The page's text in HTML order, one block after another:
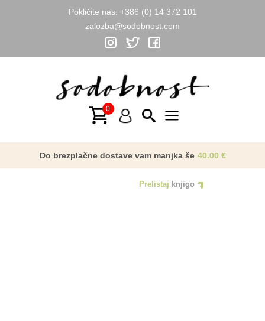
Pokličite nas: +386 (0) 14 372 101
zalozba@sodobnost.com
Menu
Do brezplačne dostave vam manjka še 40.00 €
Prelistaj knjigo